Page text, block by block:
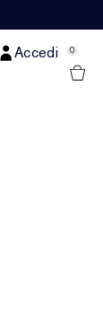
Accedi 0